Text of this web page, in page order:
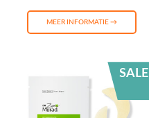
MEER INFORMATIE →
SALE